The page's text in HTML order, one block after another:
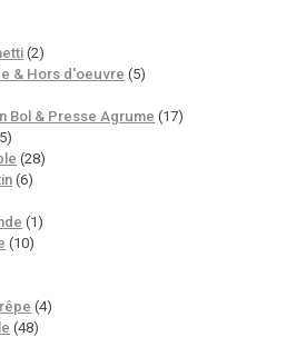
(2)
& Hors d'oeuvre (5)
Bol & Presse Agrume (17)
(28)
(6)
(1)
(10)
(4)
(48)